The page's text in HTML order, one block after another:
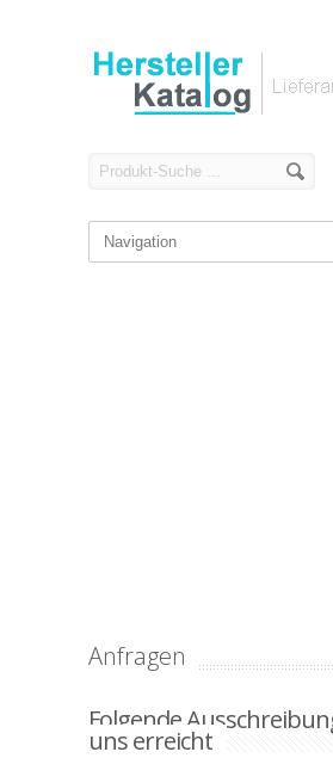
Anfragen
Folgende
uns erreicht